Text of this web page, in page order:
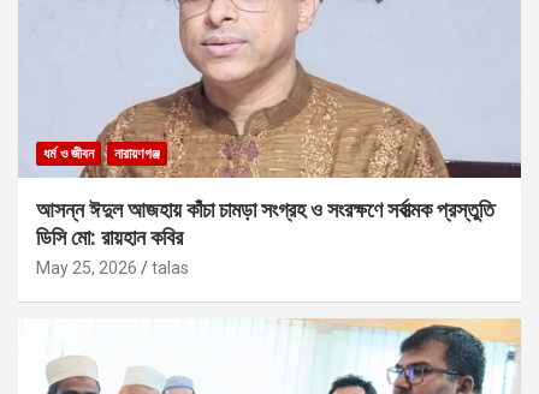
ধর্ম ও জীবন নারায়ণগঞ্জ
আসন্ন ঈদুল আজহায় কাঁচা চামড়া সংগ্রহ ও সংরক্ষণে সর্বাত্মক প্রস্তুতি
ডিসি মো: রায়হান কবির
May 25, 2026 talas